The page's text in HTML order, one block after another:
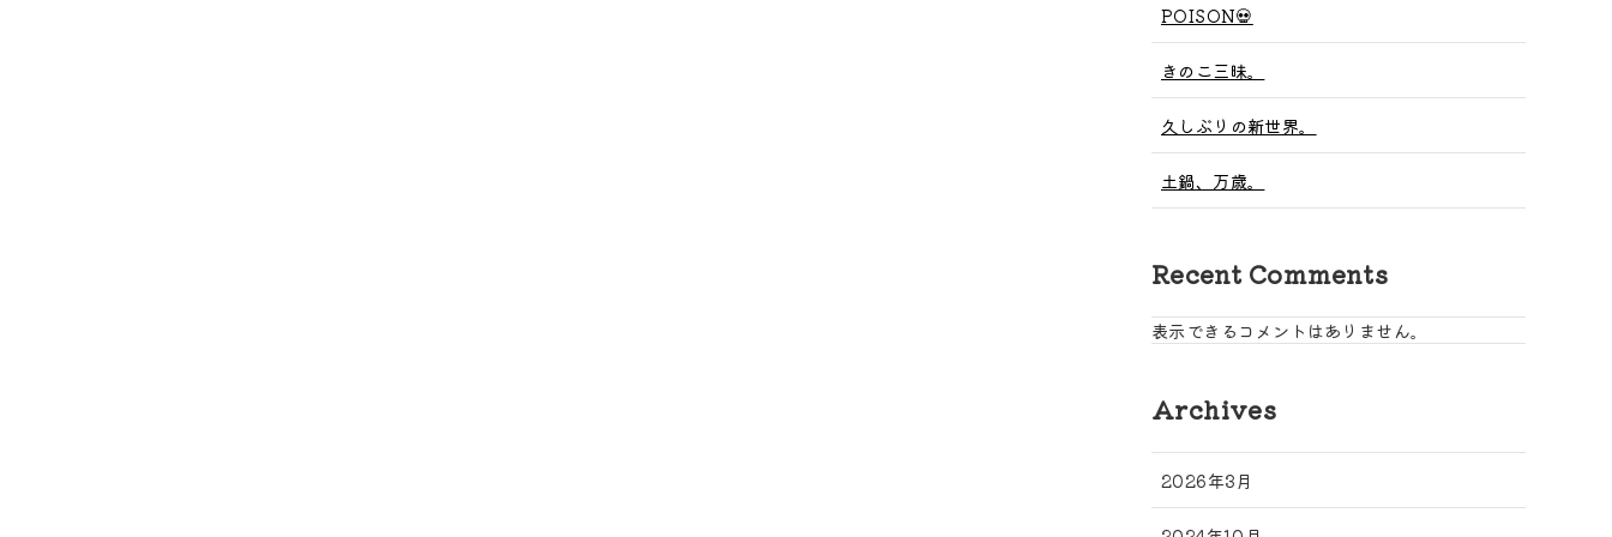
POISON💀
きのこ三昧。
久しぶりの新世界。
土鍋、万歳。
Recent Comments
表示できるコメントはありません。
Archives
2026年3月